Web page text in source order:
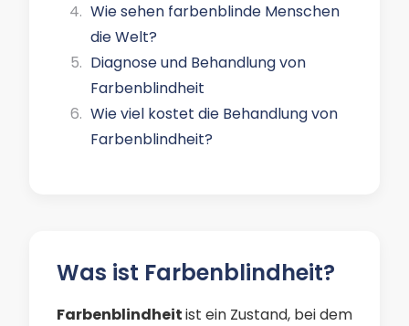
Wie sehen farbenblinde Menschen
die Welt?
Diagnose und Behandlung von
Farbenblindheit
Wie viel kostet die Behandlung von
Farbenblindheit?
Was ist Farbenblindheit?
Farbenblindheitist ein Zustand, bei dem